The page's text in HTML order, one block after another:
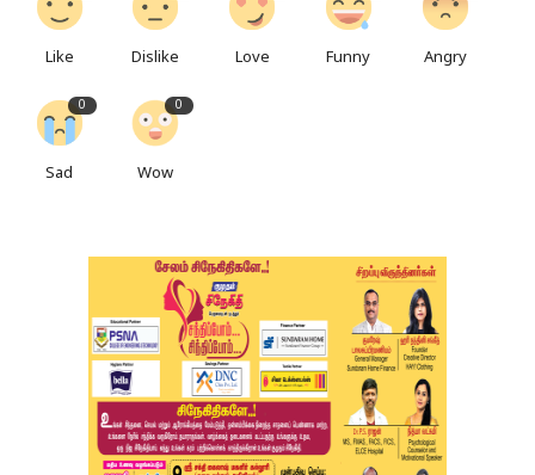
Like Dislike Love Funny Angry
0
Sad
0
Wow